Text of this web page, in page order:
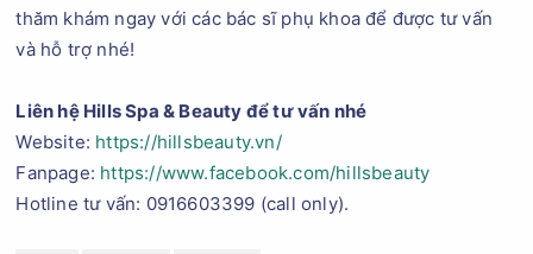
thăm khám ngay với các bác sĩ phụ khoa để được tư vấn
và hỗ trợ nhé!
Liên hệ Hills Spa & Beauty để tư vấn nhé
Website: https://hillsbeauty.vn/
Fanpage: https://www.facebook.com/hillsbeauty
Hotline tư vấn: 0916603399 (call only).